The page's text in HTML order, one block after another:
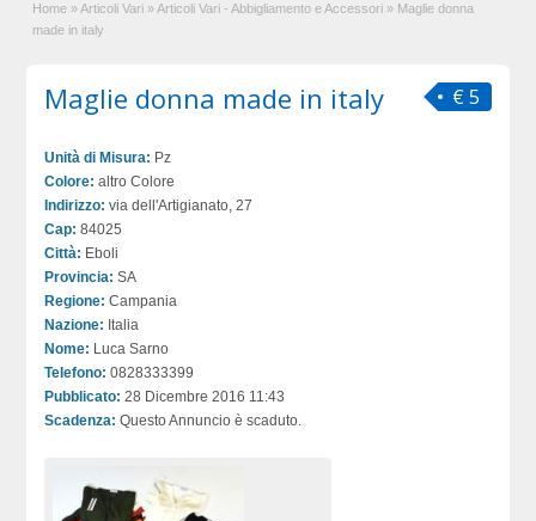
Home » Articoli Vari » Articoli Vari - Abbigliamento e Accessori » Maglie donna
made in italy
€ 5
Maglie donna made in italy
Unità di Misura: Pz
Colore: altro Colore
Indirizzo: via dell'Artigianato, 27
Cap: 84025
Città: Eboli
Provincia: SA
Regione: Campania
Nazione: Italia
Nome: Luca Sarno
Telefono: 0828333399
Pubblicato: 28 Dicembre 2016 11:43
Scadenza: Questo Annuncio è scaduto.